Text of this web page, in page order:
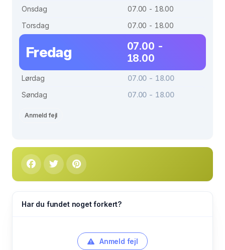
Onsdag
07.00 - 18.00
Torsdag
07.00 - 18.00
Fredag
07.00 -
18.00
Lørdag
07.00 - 18.00
Søndag
07.00 - 18.00
Anmeld fejl
Har du fundet noget forkert?
Anmeld fejl